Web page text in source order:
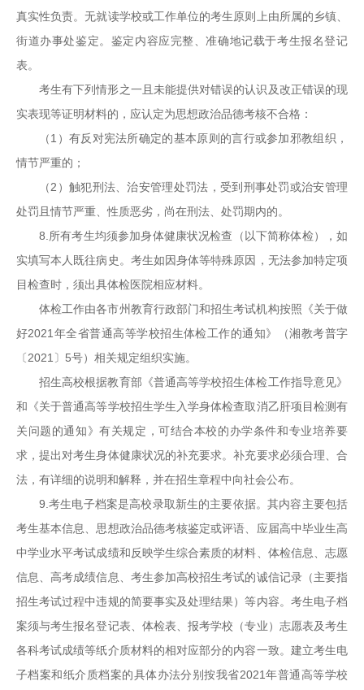
真实性负责。无就读学校或工作单位的考生原则上由所属的乡镇、
街道办事处鉴定。鉴定内容应完整、准确地记载于考生报名登记
表。
考生有下列情形之一且未能提供对错误的认识及改正错误的现
实表现等证明材料的，应认定为思想政治品德考核不合格：
（1）有反对宪法所确定的基本原则的言行或参加邪教组织，
情节严重的；
（2）触犯刑法、治安管理处罚法，受到刑事处罚或治安管理
处罚且情节严重、性质恶劣，尚在刑法、处罚期内的。
8.所有考生均须参加身体健康状况检查（以下简称体检），如
实填写本人既往病史。考生如因身体等特殊原因，无法参加特定项
目检查时，须出具体检医院相应材料。
体检工作由各市州教育行政部门和招生考试机构按照《关于做
好2021年全省普通高等学校招生体检工作的通知》（湘教考普字
〔2021〕5号）相关规定组织实施。
招生高校根据教育部《普通高等学校招生体检工作指导意见》
和《关于普通高等学校招生学生入学身体检查取消乙肝项目检测有
关问题的通知》有关规定，可结合本校的办学条件和专业培养要
求，提出对考生身体健康状况的补充要求。补充要求必须合理、合
法，有详细的说明和解释，并在招生章程中向社会公布。
9.考生电子档案是高校录取新生的主要依据。其内容主要包括
考生基本信息、思想政治品德考核鉴定或评语、应届高中毕业生高
中学业水平考试成绩和反映学生综合素质的材料、体检信息、志愿
信息、高考成绩信息、考生参加高校招生考试的诚信记录（主要指
招生考试过程中违规的简要事实及处理结果）等内容。考生电子档
案须与考生报名登记表、体检表、报考学校（专业）志愿表及考生
各科考试成绩等纸介质材料的相对应部分的内容一致。建立考生电
子档案和纸介质档案的具体办法分别按我省2021年普通高等学校